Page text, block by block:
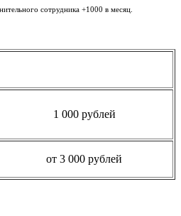
сотрудника +1000 в месяц.
1 000 рублей
от 3 000 рублей